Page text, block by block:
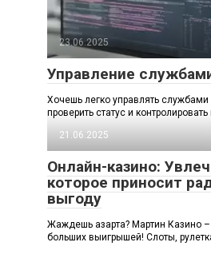
23.06.2025
Управление
Хочешь легко управлять службами
проверить статус и контролировать
21.06.2025
Онлайн-казино:
которое приносит
выгоду
Жаждешь азарта? Мартин Казино –
больших выигрышей! Слоты,